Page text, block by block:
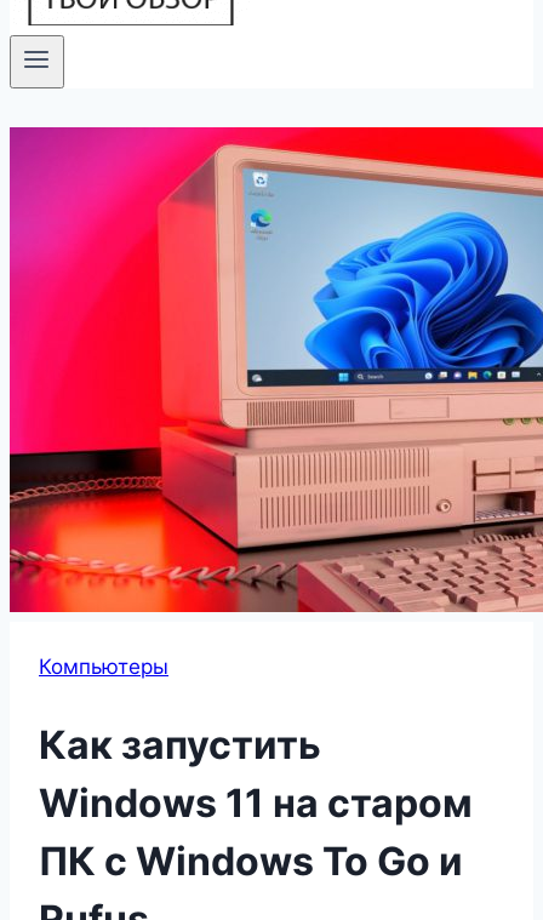
Компьютеры
Как запустить
Windows 11 на старом
ПК с Windows To Go и